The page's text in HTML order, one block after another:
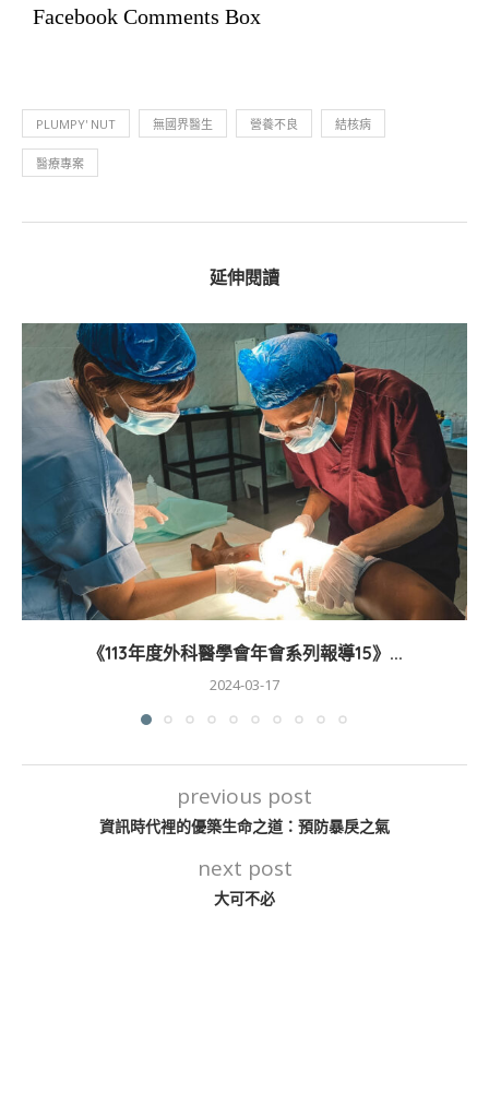
Facebook Comments Box
PLUMPY' NUT 無國界醫生 營養不良 結核病
醫療專案
延伸閱讀
《113年度外科醫學會年會系列報導15》...
2024-03-17
previous post
資訊時代裡的優築生命之道：預防暴戾之氣
next post
大可不必